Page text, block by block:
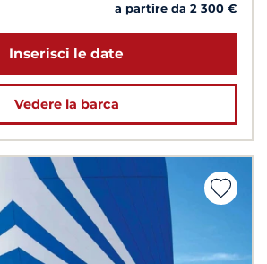
a partire da 2 300 €
Inserisci le date
Vedere la barca